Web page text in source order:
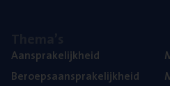
Aan­spra­ke­lijk­heid
Beroeps­aan­spra­ke­lijk­heid